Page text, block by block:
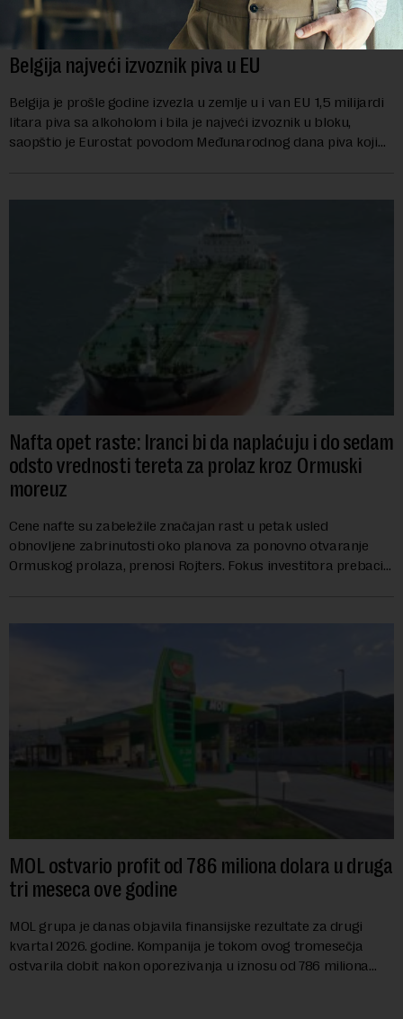
Belgija najveći izvoznik piva u EU
Belgija je prošle godine izvezla u zemlje u i van EU 1,5 milijardi
litara piva sa alkoholom i bila je najveći izvoznik u bloku,
saopštio je Eurostat povodom Međunarodnog dana piva koji
Nafta opet raste: Iranci bi da naplaćuju i do sedam
odsto vrednosti tereta za prolaz kroz Ormuski
moreuz
Cene nafte su zabeležile značajan rast u petak usled
obnovljene zabrinutosti oko planova za ponovno otvaranje
Ormuskog prolaza, prenosi Rojters. Fokus investitora prebacio
MOL ostvario profit od 786 miliona dolara u druga
tri meseca ove godine
MOL grupa je danas objavila finansijske rezultate za drugi
kvartal 2026. godine. Kompanija je tokom ovog tromesečja
ostvarila dobit nakon oporezivanja u iznosu od 786 miliona